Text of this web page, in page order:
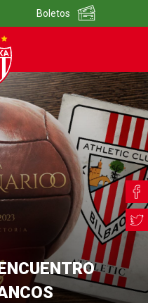
Boletos